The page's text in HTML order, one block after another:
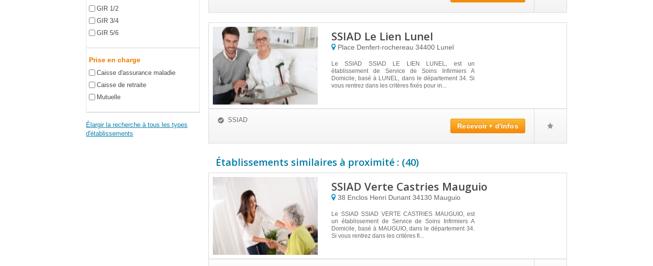
GIR 1/2
GIR 3/4
GIR 5/6
Prise en charge
Caisse d'assurance maladie
Caisse de retraite
Mutuelle
Élargir la recherche à tous les types
d'établissements
SSIAD Le Lien Lunel
Place Denfert-rochereau 34400 Lunel
Le SSIAD SSIAD LE LIEN LUNEL, est un
établissement de Service de Soins Infirmiers A
Domicile, basé à LUNEL, dans le département 34. Si
vous rentrez dans les critères fixés pour in...
SSIAD
Recevoir + d'infos
Établissements similaires à proximité : (40)
SSIAD Verte Castries Mauguio
38 Enclos Henri Dunant 34130 Mauguio
Le SSIAD SSIAD VERTE CASTRIES MAUGUIO, est
un établissement de Service de Soins Infirmiers A
Domicile, basé à MAUGUIO, dans le département 34.
Si vous rentrez dans les critères fi...